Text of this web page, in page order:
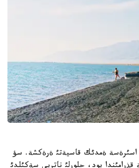
اسئرةسة ةمدئك قاسيةتئ ةرةكشة. سؤ